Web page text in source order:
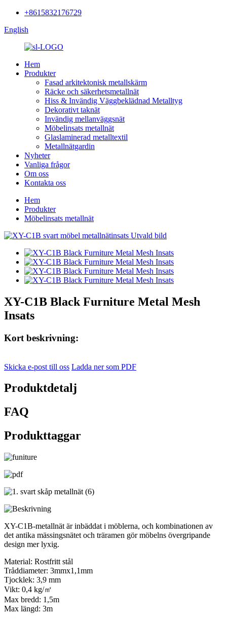
+8615832176729
English
Hem
Produkter
Fasad arkitektonisk metallskärm
Räcke och säkerhetsmetallnät
Hiss & Invändig Väggbeklädnad Metalltyg
Dekorativt taknät
Invändig mellanväggsnät
Möbelinsats metallnät
Glaslaminerad metalltextil
Metallnätgardin
Nyheter
Vanliga frågor
Om oss
Kontakta oss
Hem
Produkter
Möbelinsats metallnät
XY-C1B Black Furniture Metal Mesh
Insats
Kort beskrivning:
Skicka e-post till oss Ladda ner som PDF
Produktdetalj
FAQ
Produkttaggar
XY-C1B-metallnät är inbäddat i möblerna, och kombinationen av
det antika mässingsnätet och träramen gör möbelns övergripande
design mer lyxig.
Material: Rostfritt stål
Tråddiameter: 3mmx1,1mm
Tjocklek: 3,9 mm
Vikt: 0,4 kg/㎡
Max bredd: 1,5m
Max längd: 3m